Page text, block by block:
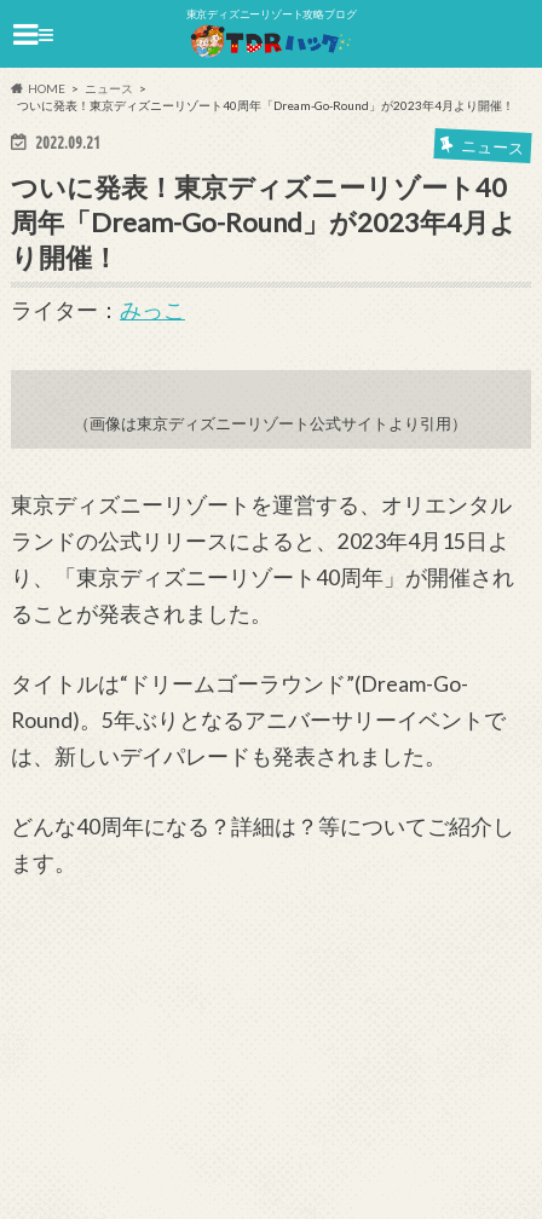
東京ディズニーリゾート攻略ブログ
≡
HOME
ニュース
ついに発表！東京ディズニーリゾート40周年「Dream-Go-Round」が2023年4月より開催！
2022.09.21 ニュース
ついに発表！東京ディズニーリゾート40
周年「Dream-Go-Round」が2023年4月よ
り開催！
ライター： みっこ
（画像は東京ディズニーリゾート公式サイトより引用）
東京ディズニーリゾートを運営する、オリエンタル
ランドの公式リリースによると、 2023年4月 15日よ
り、「東京ディズニーリゾート 40周年」が開催され
ることが発表されました。
タイトルは“ドリームゴーラウンド”(Dream-Go-
Round)。 5年ぶりとなるアニバーサリーイベントで
は、新しいデイパレードも発表されました。
どんな40周年になる？詳細は？等についてご紹介し
ます。